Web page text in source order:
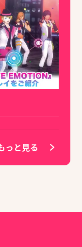
っと見る